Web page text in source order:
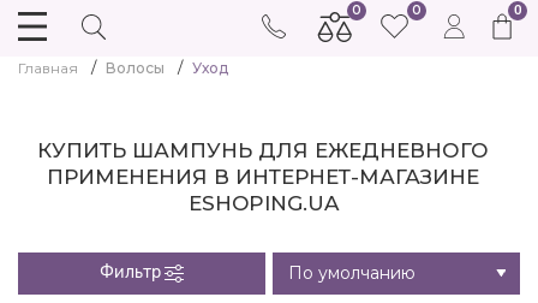
0
0 0
Главная Волосы Уход
КУПИТЬ ШАМПУНЬ ДЛЯ ЕЖЕДНЕВНОГО
ПРИМЕНЕНИЯ В ИНТЕРНЕТ-МАГАЗИНЕ
ESHOPING.UA
Фильтр